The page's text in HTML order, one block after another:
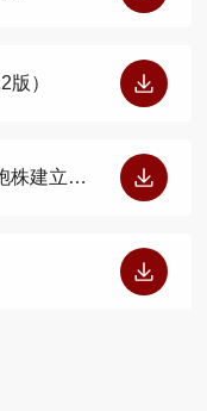
）
2.1 版）